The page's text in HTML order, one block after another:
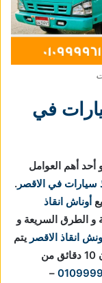
في
أحد أهم العوامل
سيارات في الاقصر .
أوناش انقاذ
و الطرق السريعة و
ونش انقاذ الاقصر يتم
في غضون 10 دقائق من
–